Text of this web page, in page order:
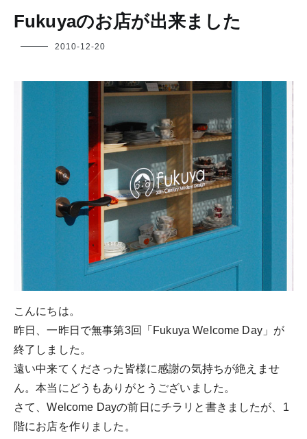
Fukuyaのお店が出来ました
フ
2010-12-20
こんにちは。
昨日、一昨日で無事第3回「Fukuya Welcome Day」が
終了しました。
遠い中来てくださった皆様に感謝の気持ちが絶えませ
ん。本当にどうもありがとうございました。
さて、Welcome Dayの前日にチラリと書きましたが、1
階にお店を作りました。